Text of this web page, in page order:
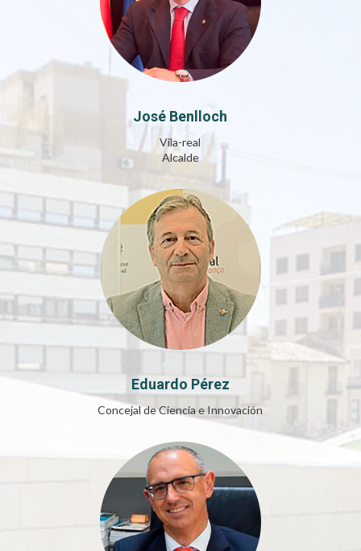
José Benlloch
Vila-real
Alcalde
Eduardo Pérez
Concejal de Ciencia e Innovación